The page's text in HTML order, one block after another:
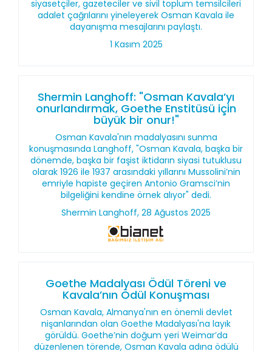
siyasetçiler, gazeteciler ve sivil toplum temsilcileri
adalet çağrılarını yineleyerek Osman Kavala ile
dayanışma mesajlarını paylaştı.
1 Kasım 2025
Shermin Langhoff: "Osman Kavala’yı
onurlandırmak, Goethe Enstitüsü için
büyük bir onur!"
Osman Kavala'nın madalyasını sunma
konuşmasında Langhoff, "Osman Kavala, başka bir
dönemde, başka bir faşist iktidarın siyasi tutuklusu
olarak 1926 ile 1937 arasındaki yıllarını Mussolini’nin
emriyle hapiste geçiren Antonio Gramsci’nin
bilgeliğini kendine örnek alıyor" dedi.
Shermin Langhoff, 28 Ağustos 2025
Goethe Madalyası Ödül Töreni ve
Kavala’nın Ödül Konuşması
Osman Kavala, Almanya'nın en önemli devlet
nişanlarından olan Goethe Madalyası'na layık
görüldü. Goethe’nin doğum yeri Weimar’da
düzenlenen törende, Osman Kavala adına ödülü